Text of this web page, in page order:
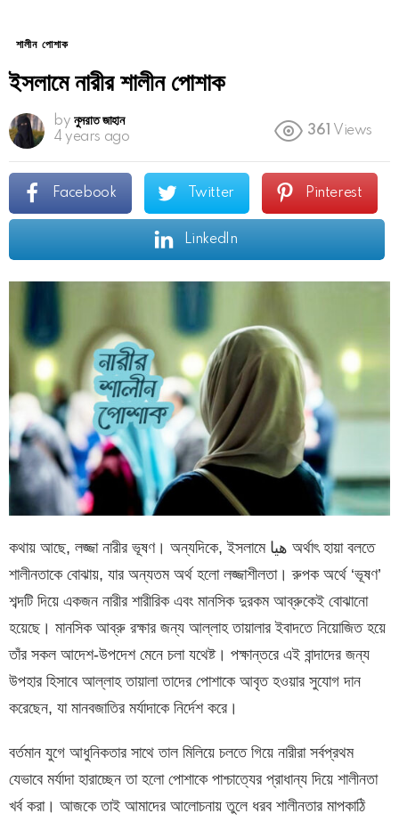
শালীন পোশাক
ইসলামে নারীর শালীন পোশাক
by নুসরাত জাহান
4 years ago
361 Views
Facebook Twitter Pinterest
LinkedIn
কথায় আছে, লজ্জা নারীর ভূষণ। অন্যদিকে, ইসলামে هيا‎‎ অর্থাৎ হায়া বলতে
শালীনতাকে বোঝায়, যার অন্যতম অর্থ হলো লজ্জাশীলতা। রুপক অর্থে ‘ভূষণ’
শব্দটি দিয়ে একজন নারীর শারীরিক এবং মানসিক দুরকম আব্রুকেই বোঝানো
হয়েছে। মানসিক আব্রু রক্ষার জন্য আল্লাহ তায়ালার ইবাদতে নিয়োজিত হয়ে
তাঁর সকল আদেশ-উপদেশ মেনে চলা যথেষ্ট। পক্ষান্তরে এই বান্দাদের জন্য
উপহার হিসাবে আল্লাহ তায়ালা তাদের পোশাকে আবৃত হওয়ার সুযোগ দান
করেছেন, যা মানবজাতির মর্যাদাকে নির্দেশ করে।
বর্তমান যুগে আধুনিকতার সাথে তাল মিলিয়ে চলতে গিয়ে নারীরা সর্বপ্রথম
যেভাবে মর্যাদা হারাচ্ছেন তা হলো পোশাকে পাশ্চাত্যের প্রাধান্য দিয়ে শালীনতা
খর্ব করা। আজকে তাই আমাদের আলোচনায় তুলে ধরব শালীনতার মাপকাঠি